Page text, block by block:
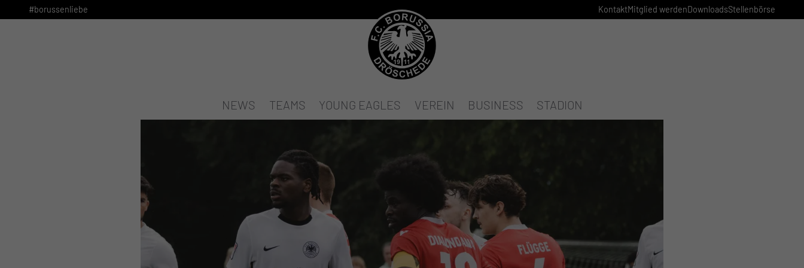
#borussenliebe KontaktMitglied werdenDownloadsStellenbörse
NEWS TEAMS YOUNG EAGLES VEREIN BUSINESS STADION